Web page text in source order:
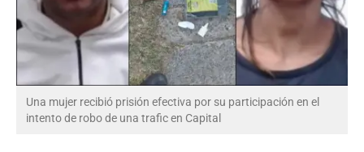
Una mujer recibió prisión efectiva por su participación en el
intento de robo de una trafic en Capital